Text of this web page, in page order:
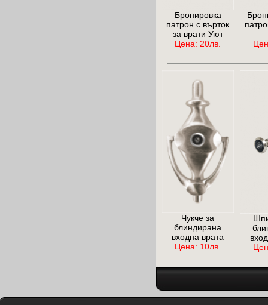
Бронировка
патрон с върток
за врати Уют
Цена: 20лв.
Чукче за
блиндирана
входна врата
Цена: 10лв.